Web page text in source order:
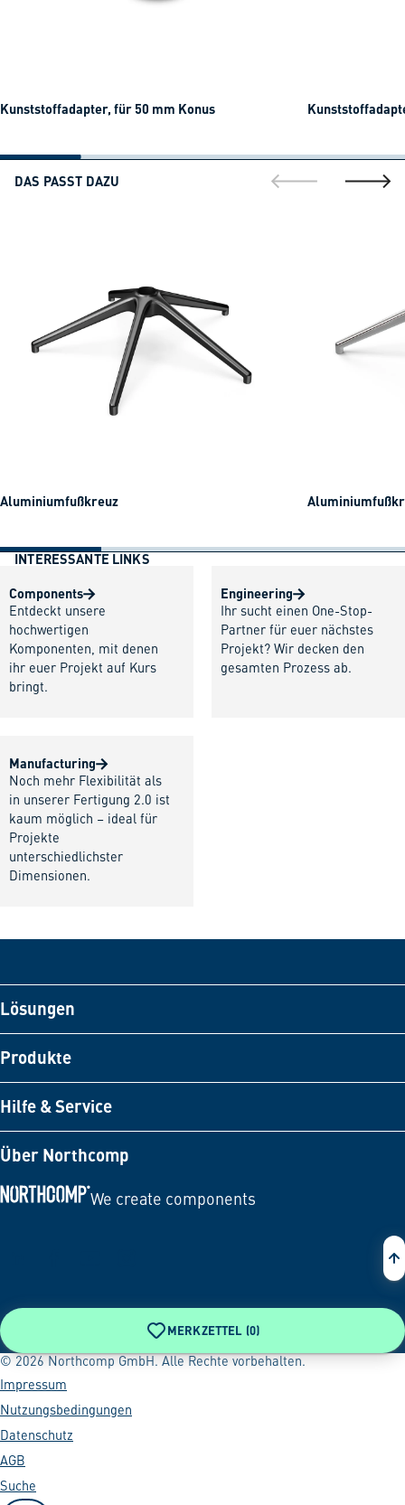
Kunststoffadapter, für 50 mm Konus
DAS PASST DAZU
gehe zur gehe
Aluminiumfußkreuz
INTERESSANTE LINKS
Components
Entdeckt unsere
hochwertigen
Komponenten, mit denen
ihr euer Projekt auf Kurs
bringt.
Engineering
Ihr sucht einen One-Stop-
Partner für euer nächstes
Projekt? Wir decken den
gesamten Prozess ab.
Manufacturing
Noch mehr Flexibilität als
in unserer Fertigung 2.0 ist
kaum möglich – ideal für
Projekte
unterschiedlichster
Dimensionen.
Lösungen
Produkte
Hilfe & Service
Über Northcomp
We create components
MERKZETTEL (0)
© 2026 Northcomp GmbH. Alle Rechte vorbehalten.
Impressum
Nutzungsbedingungen
Datenschutz
AGB
Suche